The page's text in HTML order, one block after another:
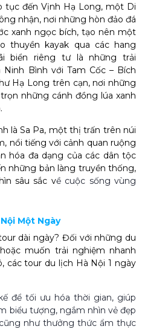
tục đến Vịnh Hạ Long, một Di
nhận, nơi những hòn đảo đá
xanh ngọc bích, tạo nên một
thuyền kayak qua các hang
biển riêng tư là những trải
Bình với Tam Cốc – Bích
Hạ Long trên cạn, nơi những
những cánh đồng lúa xanh
là Sa Pa, một thị trấn trên núi
nổi tiếng với cảnh quan ruộng
hóa đa dạng của các dân tộc
những bản làng truyền thống,
sâu sắc về cuộc sống vùng
Một Ngày
dài ngày? Đối với những du
muốn trải nghiệm nhanh
cáctour du lịch Hà Nội 1 ngày
để tối ưu hóa thời gian, giúp
biểu tượng, ngắm nhìn vẻ đẹp
như thưởng thức ẩm thực